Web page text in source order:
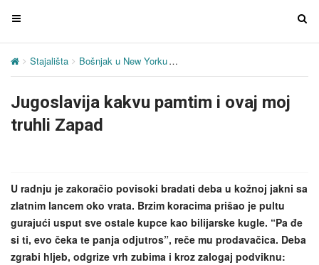
T
g
e
n
g
a
t
i
o
T
g
t
i
Stajališta Bošnjak u New Yorku
Jugoslavija kakvu pamtim i ovaj moj
truhli Zapad
U radnju je zakoračio povisoki bradati deba u kožnoj jakni sa
zlatnim lancem oko vrata. Brzim koracima prišao je pultu
gurajući usput sve ostale kupce kao bilijarske kugle. “Pa đe
si ti, evo čeka te panja odjutros”, reče mu prodavačica. Deba
zgrabi hljeb, odgrize vrh zubima i kroz zalogaj podviknu: